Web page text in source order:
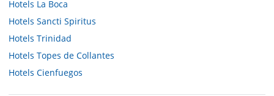
Hotels La Boca
Hotels Sancti Spiritus
Hotels Trinidad
Hotels Topes de Collantes
Hotels Cienfuegos